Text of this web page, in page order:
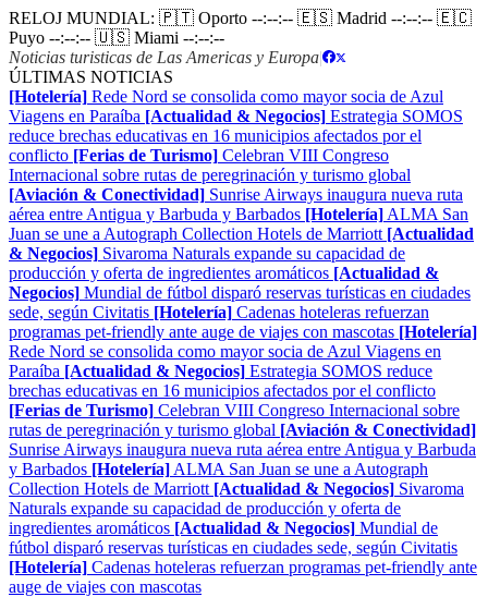
RELOJ MUNDIAL: 🇵🇹 Oporto --:--:-- 🇪🇸 Madrid --:--:-- 🇪🇨
Puyo --:--:-- 🇺🇸 Miami --:--:--
Noticias turisticas de Las Americas y Europa|
ÚLTIMAS NOTICIAS
[Hotelería] Rede Nord se consolida como mayor socia de Azul
Viagens en Paraíba [Actualidad & Negocios] Estrategia SOMOS
reduce brechas educativas en 16 municipios afectados por el
conflicto [Ferias de Turismo] Celebran VIII Congreso
Internacional sobre rutas de peregrinación y turismo global
[Aviación & Conectividad] Sunrise Airways inaugura nueva ruta
aérea entre Antigua y Barbuda y Barbados [Hotelería] ALMA San
Juan se une a Autograph Collection Hotels de Marriott [Actualidad
& Negocios] Sivaroma Naturals expande su capacidad de
producción y oferta de ingredientes aromáticos [Actualidad &
Negocios] Mundial de fútbol disparó reservas turísticas en ciudades
sede, según Civitatis [Hotelería] Cadenas hoteleras refuerzan
programas pet-friendly ante auge de viajes con mascotas [Hotelería]
Rede Nord se consolida como mayor socia de Azul Viagens en
Paraíba [Actualidad & Negocios] Estrategia SOMOS reduce
brechas educativas en 16 municipios afectados por el conflicto
[Ferias de Turismo] Celebran VIII Congreso Internacional sobre
rutas de peregrinación y turismo global [Aviación & Conectividad]
Sunrise Airways inaugura nueva ruta aérea entre Antigua y Barbuda
y Barbados [Hotelería] ALMA San Juan se une a Autograph
Collection Hotels de Marriott [Actualidad & Negocios] Sivaroma
Naturals expande su capacidad de producción y oferta de
ingredientes aromáticos [Actualidad & Negocios] Mundial de
fútbol disparó reservas turísticas en ciudades sede, según Civitatis
[Hotelería] Cadenas hoteleras refuerzan programas pet-friendly ante
auge de viajes con mascotas